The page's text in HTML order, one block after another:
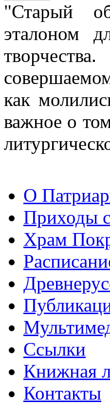
"Старый
эталоном
как
важное о
О
Приходы
Храм
Ссылки
Книжная
Контакты